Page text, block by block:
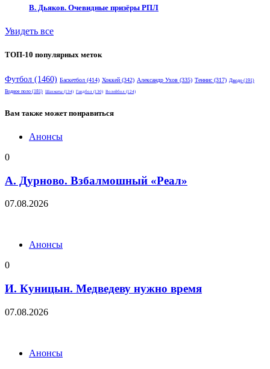
В. Дьяков. Очевидные призёры РПЛ
Увидеть все
ТОП-10 популярных меток
Футбол (1460) Баскетбол (414) Хоккей (342) Александр Ухов (335) Теннис (317) Дзюдо (191)
Водное поло (181) Шахматы (134) Гандбол (130) Волейбол (124)
Вам также может понравиться
Анонсы
0
А. Дурново. Взбалмошный «Реал»
07.08.2026
Анонсы
0
И. Куницын. Медведеву нужно время
07.08.2026
Анонсы